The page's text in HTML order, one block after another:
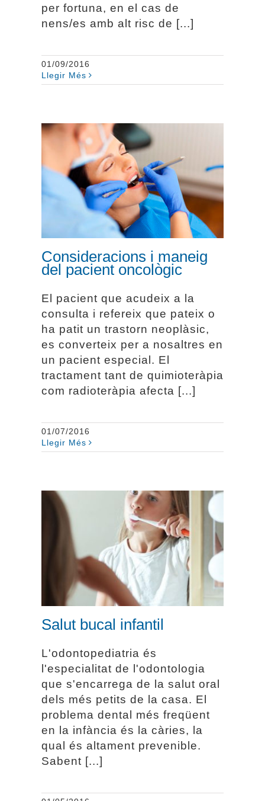
per fortuna, en el cas de
nens/es amb alt risc de [...]
01/09/2016
Llegir Més
Consideracions i
maneig del pacient
oncològic
Consideracions i maneig
del pacient oncològic
El pacient que acudeix a la
consulta i refereix que pateix o
ha patit un trastorn neoplàsic,
es converteix per a nosaltres en
un pacient especial. El
tractament tant de quimioteràpia
com radioteràpia afecta [...]
01/07/2016
Llegir Més
Salut bucal infantil
Salut bucal infantil
L'odontopediatria és
l'especialitat de l'odontologia
que s'encarrega de la salut oral
dels més petits de la casa. El
problema dental més freqüent
en la infància és la càries, la
qual és altament prevenible.
Sabent [...]